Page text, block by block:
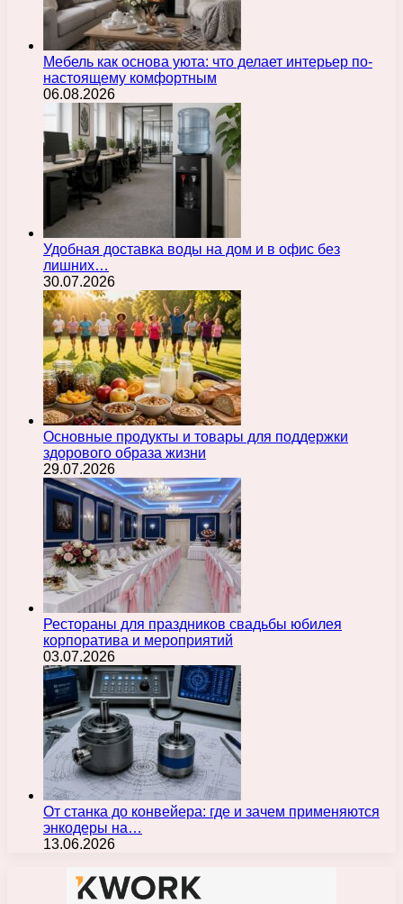
Мебель как основа уюта: что делает интерьер по-
настоящему комфортным
06.08.2026
Удобная доставка воды на дом и в офис без
лишних…
30.07.2026
Основные продукты и товары для поддержки
здорового образа жизни
29.07.2026
Рестораны для праздников свадьбы юбилея
корпоратива и мероприятий
03.07.2026
От станка до конвейера: где и зачем применяются
энкодеры на…
13.06.2026